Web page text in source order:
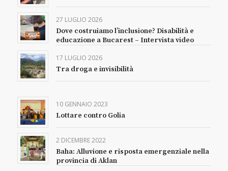
27 LUGLIO 2026
Dove costruiamo l’inclusione? Disabilità e
educazione a Bucarest – Intervista video
17 LUGLIO 2026
Tra droga e invisibilità
10 GENNAIO 2023
Lottare contro Golia
2 DICEMBRE 2022
Baha: Alluvione e risposta emergenziale nella
provincia di Aklan